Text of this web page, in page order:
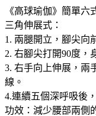
《高球瑜伽》簡單六
三角伸展式：
1. 兩腿開立，腳尖向
2. 右腳尖打開90度，
3. 右手向上伸展，兩
線。
4.連續五個深呼吸後
功效：減少腰部兩側